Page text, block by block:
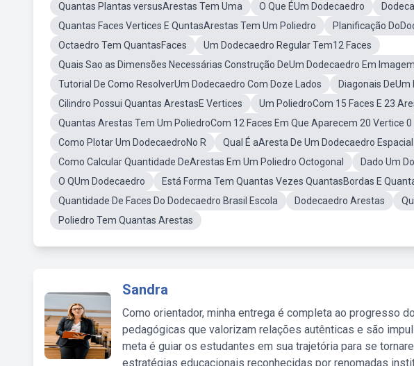
Quantas Plantas versusArestas Tem Uma
O Que ÉUm Dodecaedro
Quantas Faces Vertices E QuntasArestas Tem Um Poliedro
Planificação
Octaedro Tem QuantasFaces
Um Dodecaedro Regular Tem12 Faces
Quais Sao as Dimensões Necessárias Construção DeUm Dodecaedro Em Imagem
Tutorial De Como ResolverUm Dodecaedro Com Doze Lados
Diagonais
Cilindro Possui Quantas ArestasE Vertices
Um PoliedroCom 15 Faces E 23
Quantas Arestas Tem Um PoliedroCom 12 Faces Em Que Aparecem 20 Vertice 0
Como Plotar Um DodecaedroNo R
Qual É aAresta De Um Dodecaedro Espacial
Como Calcular Quantidade DeArestas Em Um Poliedro Octogonal
Dado Um
O QUm Dodecaedro
Está Forma Tem Quantas Vezes QuantasBordas E
Quantidade De Faces Do Dodecaedro Brasil Escola
Dodecaedro Arestas
Poliedro Tem Quantas Arestas
Sandra
Como orientador, minha entrega é completa ao progresso
pedagógicas que valorizam relações autênticas e são
meta é guiar os estudantes em sua trajetória para se
estratégias educacionais reconhecidas por renomadas